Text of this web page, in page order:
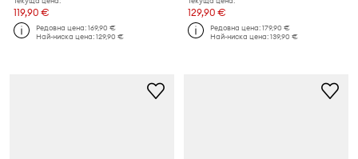
119,90 €
Редовна цена:169,90 €
Най-ниска цена:129,90 €
129,90 €
Редовна цена:179,90 €
Най-ниска цена:139,90 €